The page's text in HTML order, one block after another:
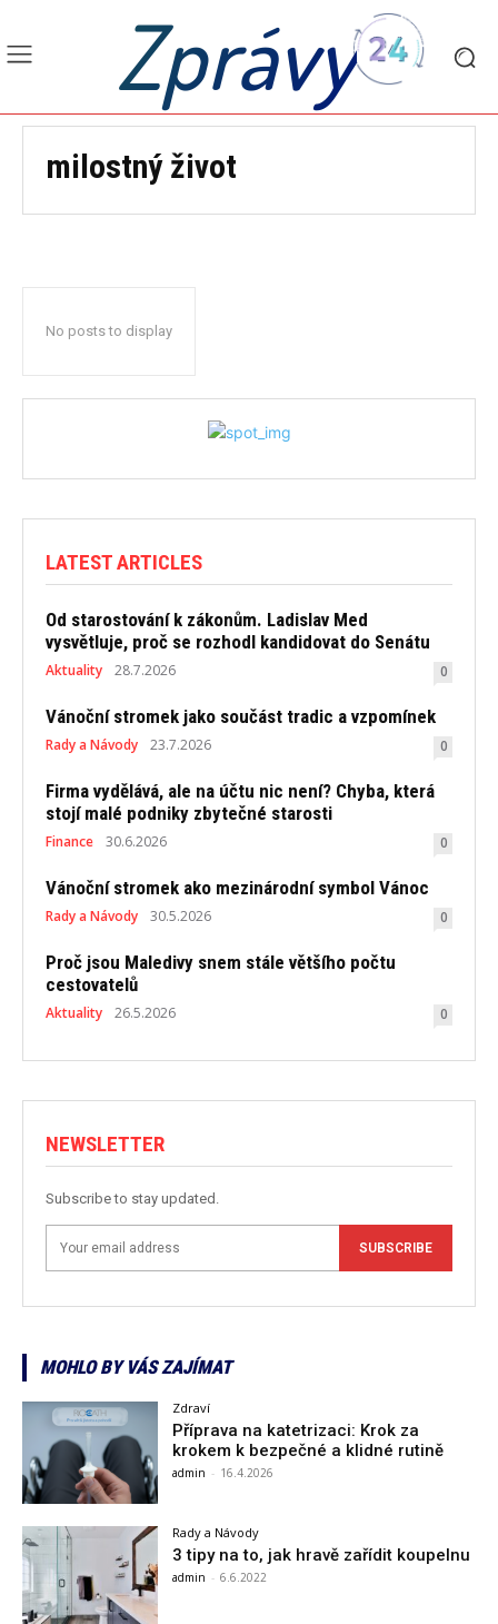
Zprávy
milostný život
No posts to display
LATEST ARTICLES
Od starostování k zákonům. Ladislav Med
vysvětluje, proč se rozhodl kandidovat do Senátu
Aktuality 28.7.2026 0
Vánoční stromek jako součást tradic a vzpomínek
Rady a Návody 23.7.2026 0
Firma vydělává, ale na účtu nic není? Chyba, která
stojí malé podniky zbytečné starosti
Finance 30.6.2026 0
Vánoční stromek ako mezinárodní symbol Vánoc
Rady a Návody 30.5.2026 0
Proč jsou Maledivy snem stále většího počtu
cestovatelů
Aktuality 26.5.2026 0
NEWSLETTER
Subscribe to stay updated.
SUBSCRIBE
MOHLO BY VÁS ZAJÍMAT
Zdraví
Příprava na katetrizaci: Krok za
krokem k bezpečné a klidné rutině
admin - 16.4.2026
Rady a Návody
3 tipy na to, jak hravě zařídit koupelnu
admin - 6.6.2022